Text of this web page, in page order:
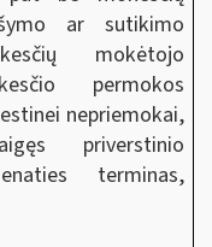
ar sutikimo
mokėtojo
permokos
nepriemokai,
priverstinio
terminas,